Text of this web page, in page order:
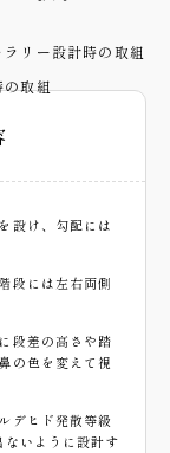
リー設計時の取組
の取組
設け、勾配には
段には左右両側
段差の高さや踏
の色を変えて視
デヒド発散等級
ないように設計す